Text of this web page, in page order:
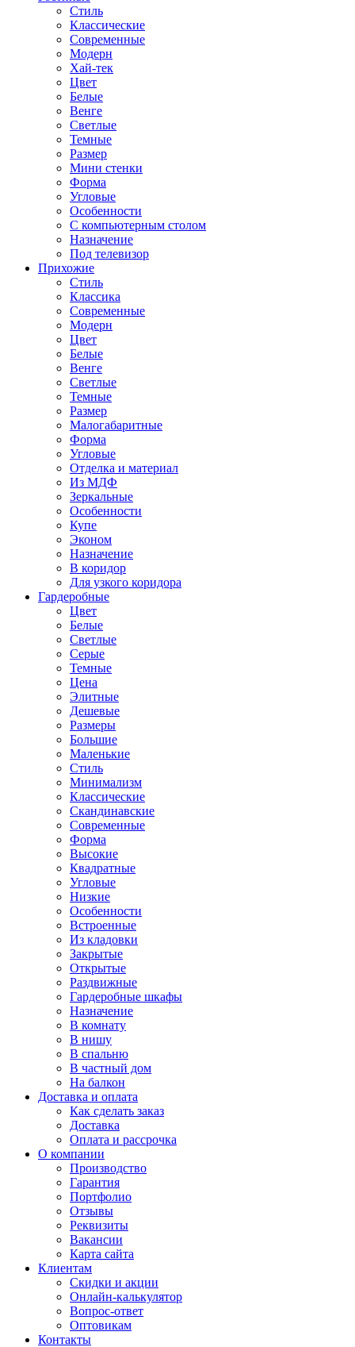
Стиль
Классические
Современные
Модерн
Хай-тек
Цвет
Белые
Венге
Светлые
Темные
Размер
Мини стенки
Форма
Угловые
Особенности
С компьютерным столом
Назначение
Под телевизор
Прихожие
Стиль
Классика
Современные
Модерн
Цвет
Белые
Венге
Светлые
Темные
Размер
Малогабаритные
Форма
Угловые
Отделка и материал
Из МДФ
Зеркальные
Особенности
Купе
Эконом
Назначение
В коридор
Для узкого коридора
Гардеробные
Цвет
Белые
Светлые
Серые
Темные
Цена
Элитные
Дешевые
Размеры
Большие
Маленькие
Стиль
Минимализм
Классические
Скандинавские
Современные
Форма
Высокие
Квадратные
Угловые
Низкие
Особенности
Встроенные
Из кладовки
Закрытые
Открытые
Раздвижные
Гардеробные шкафы
Назначение
В комнату
В нишу
В спальню
В частный дом
На балкон
Доставка и оплата
Как сделать заказ
Доставка
Оплата и рассрочка
О компании
Производство
Гарантия
Портфолио
Отзывы
Реквизиты
Вакансии
Карта сайта
Клиентам
Скидки и акции
Онлайн-калькулятор
Вопрос-ответ
Оптовикам
Контакты